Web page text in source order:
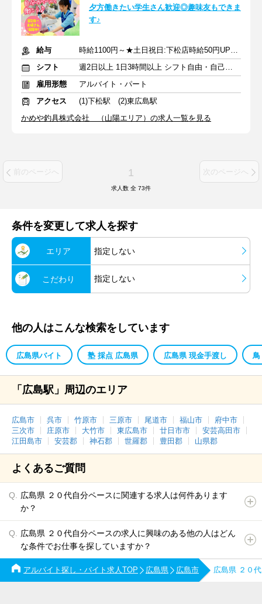
夕方働きたい学生さん歓迎◎趣味友もできま
す♪
給与
時給1100円～★土日祝日:下松店時給50円UP/東広島店時給100円UP
シフト
週2日以上 1日3時間以上 シフト自由・自己申告
雇用形態
アルバイト・パート
アクセス
(1)下松駅 (2)東広島駅
かめや釣具株式会社 （山陽エリア）の求人一覧を見る
前のページへ 1 次のページへ
求人数 全 73件
条件を変更して求人を探す
エリア 指定しない
こだわり 指定しない
他の人はこんな検索をしています
広島県バイト 塾 採点 広島県 広島県 現金手渡し 鳥
「広島駅」周辺のエリア
広島市 呉市 竹原市 三原市 尾道市 福山市
府中市
三次市
庄原市 大竹市 東広島市 廿日市市
安芸高田市
江田島市
安芸郡 神石郡 世羅郡 豊田郡 山県郡
よくあるご質問
広島県 ２０代自分ペースに関連する求人は何件あります
か？
広島県 ２０代自分ペースの求人に興味のある他の人はどん
な条件でお仕事を探していますか？
アルバイト探し・バイト求人TOP 広島県 広島市 広島県 ２０